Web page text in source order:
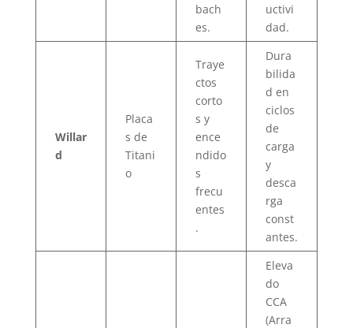
bach
es.
uctivi
dad.
Willar
d
Placa
s de
Titani
o
Traye
ctos
corto
s y
ence
ndido
s
frecu
entes
.
Dura
bilida
d en
ciclos
de
carga
y
desca
rga
const
antes.
Eleva
do
CCA
(Arra